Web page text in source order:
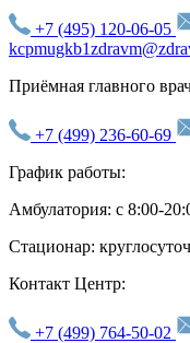
+7 (495) 120-06-05
Приёмная главного
+7 (499) 236-60-69
График работы:
Амбулатория: с 8:00-
Стационар:
Контакт Центр:
+7 (499) 764-50-02